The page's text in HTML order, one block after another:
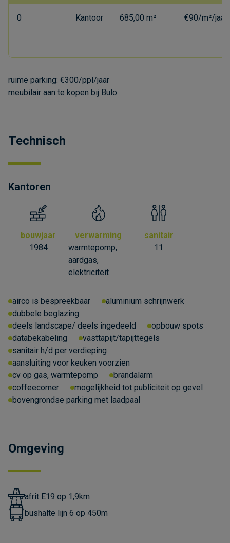
0 Kantoor 685,00 m² €90/m²/jaar
ruime parking: €300/ppl/jaar
meubilair aan te kopen bij Bulo
Technisch
Kantoren
bouwjaar
1984
verwarming
warmtepomp,
aardgas,
elektriciteit
sanitair
11
airco is bespreekbaar
aluminium schrijnwerk
dubbele beglazing
deels landscape/ deels ingedeeld
opbouw spots
databekabeling
vasttapijt/tapijttegels
sanitair h/d per verdieping
aansluiting voor keuken voorzien
cv op gas, warmtepomp
brandalarm
coffeecorner
mogelijkheid tot publiciteit op gevel
bovengrondse parking met laadpaal
Omgeving
afrit E19 op 1,9km
bushalte lijn 6 op 450m